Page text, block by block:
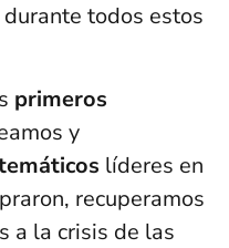
todos estos
primeros
y
líderes en
recuperamos
a la crisis de las